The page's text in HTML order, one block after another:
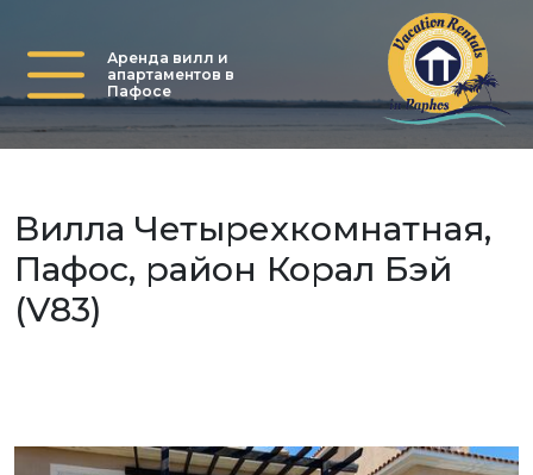
Аренда вилл и
апартаментов в
Пафосе
Вилла Четырехкомнатная,
Пафос, район Корал Бэй
(V83)